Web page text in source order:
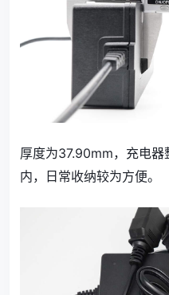
厚度为37.90mm，充电
内，日常收纳较为方便。